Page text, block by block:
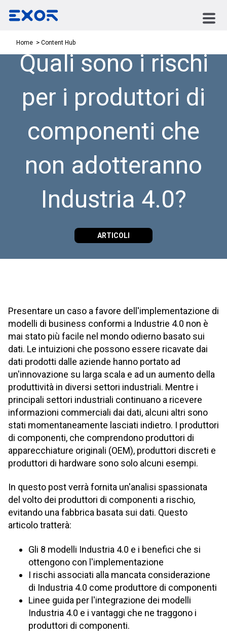
Home Content Hub
Quali sono i rischi
per i produttori di
componenti che
non adotteranno
Industria 4.0?
ARTICOLI
Presentare un caso a favore dell'implementazione di
modelli di business conformi a Industrie 4.0 non è
mai stato più facile nel mondo odierno basato sui
dati. Le intuizioni che possono essere ricavate dai
dati prodotti dalle aziende hanno portato ad
un'innovazione su larga scala e ad un aumento della
produttività in diversi settori industriali. Mentre i
principali settori industriali continuano a ricevere
informazioni commerciali dai dati, alcuni altri sono
stati momentaneamente lasciati indietro. I produttori
di componenti, che comprendono produttori di
apparecchiature originali (OEM), produttori discreti e
produttori di hardware sono solo alcuni esempi.
In questo post verrà fornita un'analisi spassionata
del volto dei produttori di componenti a rischio,
evitando una fabbrica basata sui dati. Questo
articolo tratterà:
Gli 8 modelli Industria 4.0 e i benefici che si
ottengono con l'implementazione
I rischi associati alla mancata considerazione
di Industria 4.0 come produttore di componenti
Linee guida per l'integrazione dei modelli
Industria 4.0 e i vantaggi che ne traggono i
produttori di componenti.